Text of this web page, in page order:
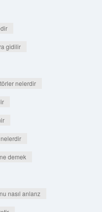
gidilir
nelerdir
demek
nasıl anlarız